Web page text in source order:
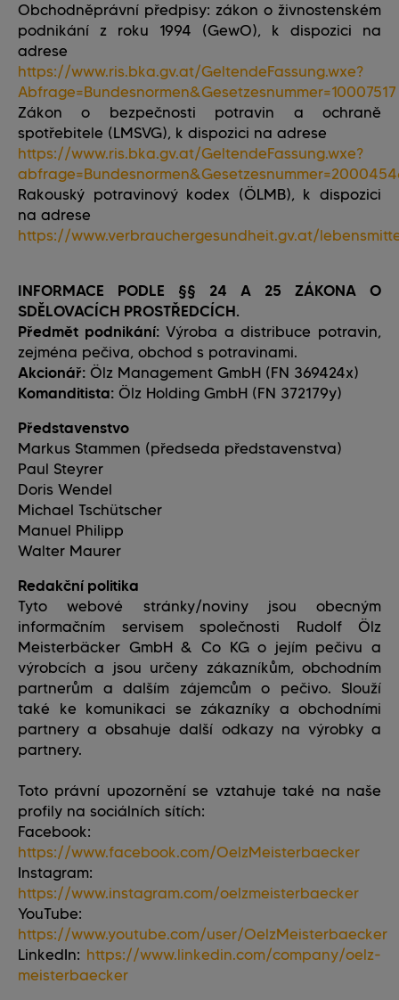
Obchodněprávní předpisy: zákon o živnostenském
podnikání z roku 1994 (GewO), k dispozici na
adrese
https://www.ris.bka.gv.at/GeltendeFassung.wxe?
Abfrage=Bundesnormen&Gesetzesnummer=10007517
Zákon o bezpečnosti potravin a ochraně
spotřebitele (LMSVG), k dispozici na adrese
https://www.ris.bka.gv.at/GeltendeFassung.wxe?
Rakouský potravinový kodex (ÖLMB), k dispozici
na adrese
https://www.verbrauchergesundheit.gv.at/
INFORMACE PODLE §§ 24 A 25 ZÁKONA O
SDĚLOVACÍCH PROSTŘEDCÍCH.
Předmět podnikání:Výroba a distribuce potravin,
zejména pečiva, obchod s potravinami.
Akcionář: Ölz Management GmbH (FN 369424x)
Komanditista: Ölz Holding GmbH (FN 372179y)
Představenstvo
Markus Stammen (předseda představenstva)
Paul Steyrer
Doris Wendel
Michael Tschütscher
Manuel Philipp
Walter Maurer
Redakční politika
Tyto webové stránky/noviny jsou obecným
informačním servisem společnosti Rudolf Ölz
Meisterbäcker GmbH & Co KG o jejím pečivu a
výrobcích a jsou určeny zákazníkům, obchodním
partnerům a dalším zájemcům o pečivo. Slouží
také ke komunikaci se zákazníky a obchodními
partnery a obsahuje další odkazy na výrobky a
partnery.
Toto právní upozornění se vztahuje také na naše
profily na sociálních sítích:
Facebook:
https://www.facebook.com/OelzMeisterbaecker
Instagram:
https://www.instagram.com/oelzmeisterbaecker
YouTube:
https://www.youtube.com/user/OelzMeisterbaecker
LinkedIn: https://www.linkedin.com/company/oelz-
meisterbaecker